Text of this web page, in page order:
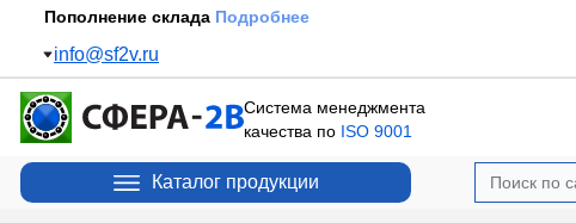
Пополнение склада Подробнее
info@sf2v.ru
Система менеджмента
качества по ISO 9001
Каталог продукции